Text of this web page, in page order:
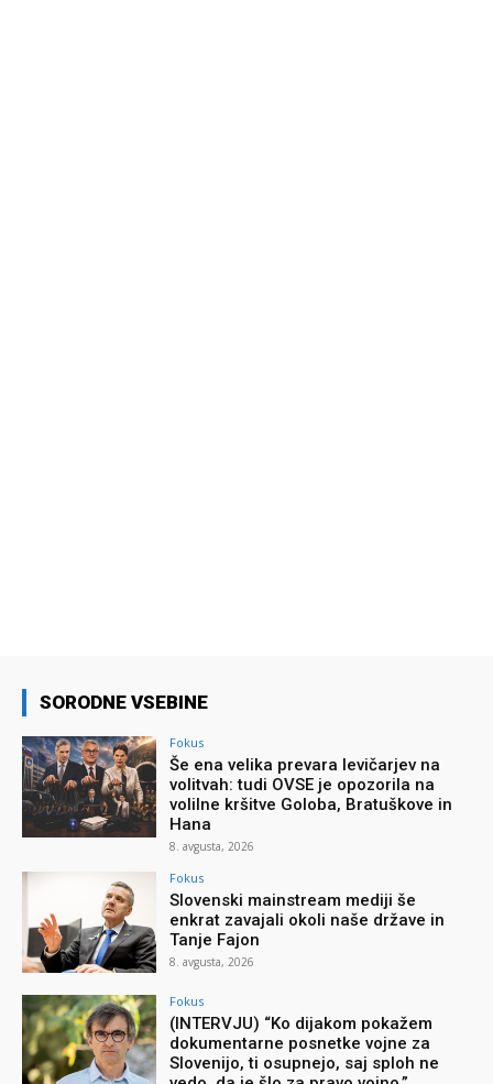
SORODNE VSEBINE
Fokus
Še ena velika prevara levičarjev na
volitvah: tudi OVSE je opozorila na
volilne kršitve Goloba, Bratuškove in
Hana
8. avgusta, 2026
Fokus
Slovenski mainstream mediji še
enkrat zavajali okoli naše države in
Tanje Fajon
8. avgusta, 2026
Fokus
(INTERVJU) “Ko dijakom pokažem
dokumentarne posnetke vojne za
Slovenijo, ti osupnejo, saj sploh ne